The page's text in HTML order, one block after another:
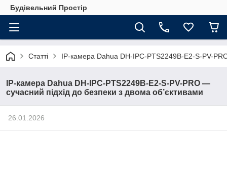
Будівельний Простір
Статті IP-камера Dahua DH-IPC-PTS2249B-E2-S-PV-
IP-камера Dahua DH-IPC-PTS2249B-E2-S-PV-PRO —
сучасний підхід до безпеки з двома об’єктивами
26.01.2026